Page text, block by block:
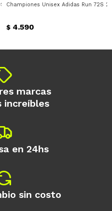
2.0 Adidas - Plateado - Beige
Championes Unisex Adidas Run 72S
$ 4.590
marcas
increíbles
en 24hs
sin costo
Año